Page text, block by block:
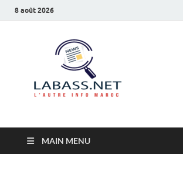
8 août 2026
MAIN MENU